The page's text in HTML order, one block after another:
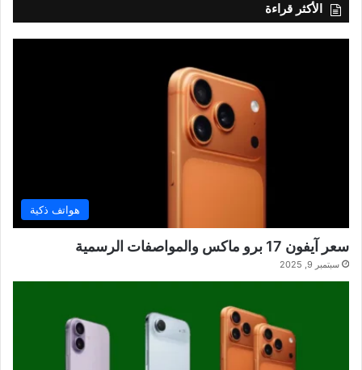
الأكثر قراءة
هواتف ذكية
سعر آيفون 17 برو ماكس والمواصفات الرسمية
سبتمبر 9, 2025